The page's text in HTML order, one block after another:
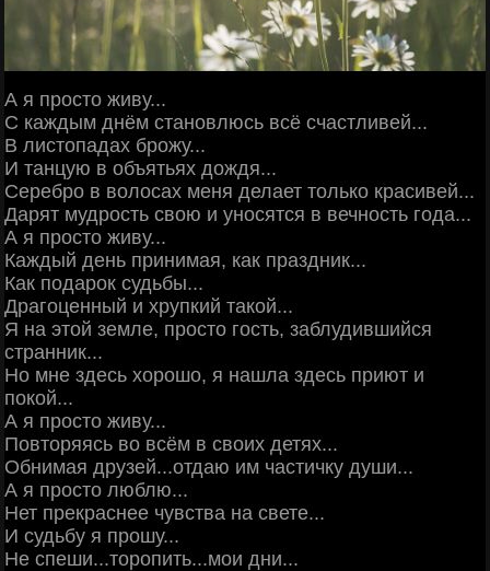
А я просто живу...
С каждым днём становлюсь всё счастливей...
В листопадах брожу...
И танцую в объятьях дождя...
Серебро в волосах меня делает только красивей...
Дарят мудрость свою и уносятся в вечность года...
А я просто живу...
Каждый день принимая, как праздник...
Как подарок судьбы...
Драгоценный и хрупкий такой...
Я на этой земле, просто гость, заблудившийся
странник...
Но мне здесь хорошо, я нашла здесь приют и
покой...
А я просто живу...
Повторяясь во всём в своих детях...
Обнимая друзей...отдаю им частичку души...
А я просто люблю...
Нет прекраснее чувства на свете...
И судьбу я прошу...
Не спеши...торопить...мои дни...